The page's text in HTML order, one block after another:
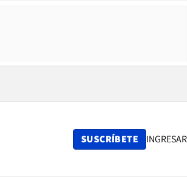
SUSCRÍBETE INGRESAR